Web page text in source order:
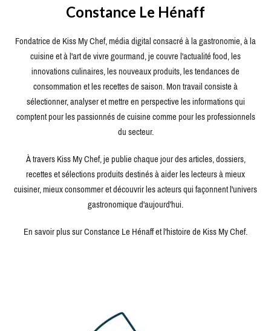
Constance Le Hénaff
Fondatrice de Kiss My Chef, média digital consacré à la gastronomie, à la
cuisine et à l'art de vivre gourmand, je couvre l'actualité food, les
innovations culinaires, les nouveaux produits, les tendances de
consommation et les recettes de saison. Mon travail consiste à
sélectionner, analyser et mettre en perspective les informations qui
comptent pour les passionnés de cuisine comme pour les professionnels
du secteur.
À travers Kiss My Chef, je publie chaque jour des articles, dossiers,
recettes et sélections produits destinés à aider les lecteurs à mieux
cuisiner, mieux consommer et découvrir les acteurs qui façonnent l'univers
gastronomique d'aujourd'hui.
En savoir plus sur Constance Le Hénaff et l'histoire de Kiss My Chef.